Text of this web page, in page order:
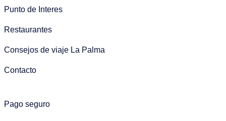
Punto de Interes
Restaurantes
Consejos de viaje La Palma
Contacto
Pago seguro